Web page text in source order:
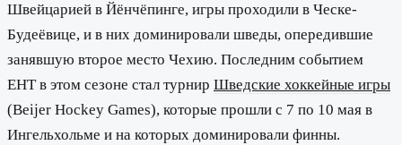
Швейцарией в Йёнчёпинге, игры проходили в Ческе-
Будеёвице, и в них доминировали шведы, опередившие
занявшую второе место Чехию. Последним событием
EHT в этом сезоне стал турнир Шведские хоккейные игры
(Beijer Hockey Games), которые прошли с 7 по 10 мая в
Ингельхольме и на которых доминировали финны.